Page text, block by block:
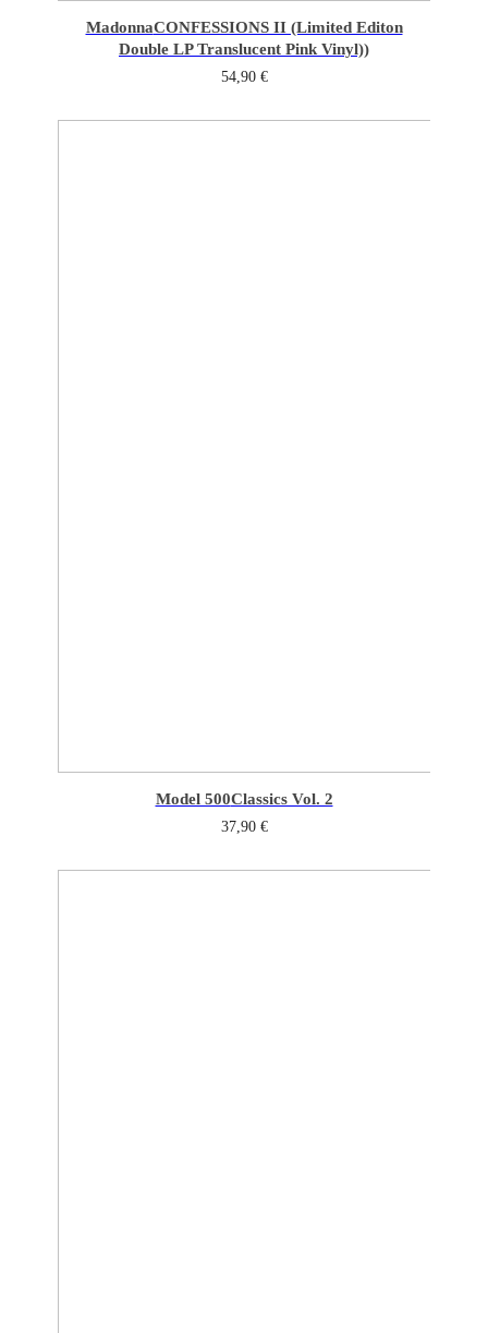
MadonnaCONFESSIONS II (Limited Editon
Double LP Translucent Pink Vinyl))
54,90 €
Model 500Classics Vol. 2
37,90 €